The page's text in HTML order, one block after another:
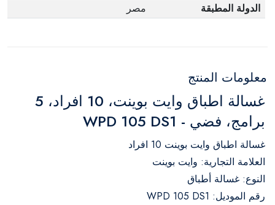
الدولة المطبقة
مصر
معلومات المنتج
غسالة اطباق وايت بوينت، 10 افراد، 5
برامج، فضي - WPD 105 DS1
غسالة اطباق وايت بوينت 10 افراد
العلامة التجارية: وايت بوينت
النوع: غسالة أطباق
رقم الموديل: WPD 105 DS1